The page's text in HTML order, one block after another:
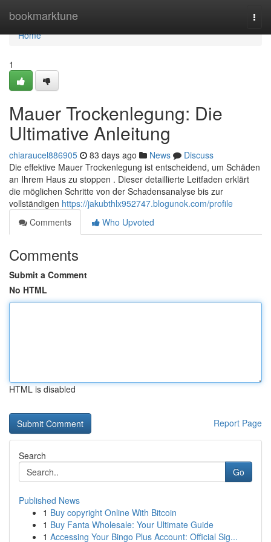
bookmarktune
Home
Home
1
Mauer Trockenlegung: Die
Ultimative Anleitung
chiaraucel886905 83 days ago News
Discuss
Die effektive Mauer Trockenlegung ist entscheidend, um Schäden
an Ihrem Haus zu stoppen . Dieser detaillierte Leitfaden erklärt
die möglichen Schritte von der Schadensanalyse bis zur
vollständigen https://jakubthlx952747.blogunok.com/profile
Comments
Who Upvoted
Comments
Submit a Comment
No HTML
HTML is disabled
Report Page
Search
Go
Published News
1 Buy copyright Online With Bitcoin
1 Buy Fanta Wholesale: Your Ultimate Guide
1 Accessing Your Bingo Plus Account: Official Sig...